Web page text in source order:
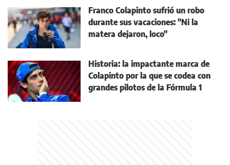
Franco Colapinto sufrió un robo
durante sus vacaciones: "Ni la
matera dejaron, loco"
Historia: la impactante marca de
Colapinto por la que se codea con
grandes pilotos de la Fórmula 1